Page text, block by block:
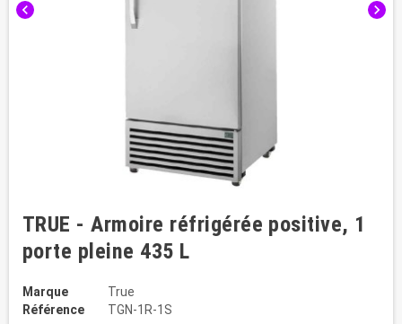
chevron_left chevron_right
TRUE - Armoire réfrigérée positive, 1
porte pleine 435 L
Marque
True
Référence
TGN-1R-1S